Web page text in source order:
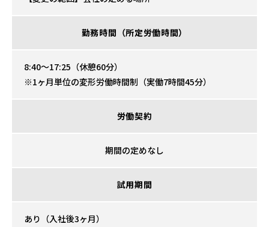
勤務時間 （所定労働時間）
8:40～17:25（休憩60分）
1ヶ月単位の変形労働時間制（実働7時間45分）
労働契約
期間の定めなし
試用期間
あり（入社後3ヶ月）